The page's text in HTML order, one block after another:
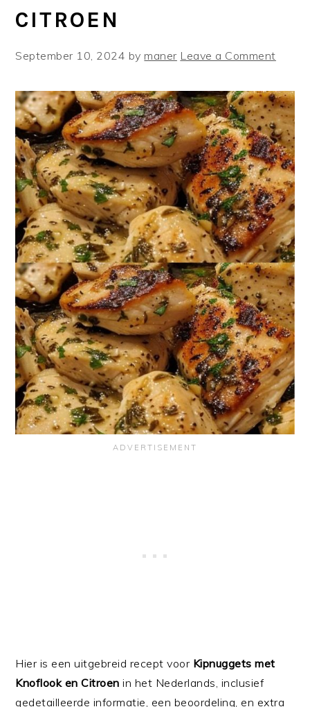
CITROEN
September 10, 2024 bymaner Leave a Comment
Hier is een uitgebreid recept voor Kipnuggets met
Knoflook en Citroen in het Nederlands, inclusief
gedetailleerde informatie, een beoordeling, en extra